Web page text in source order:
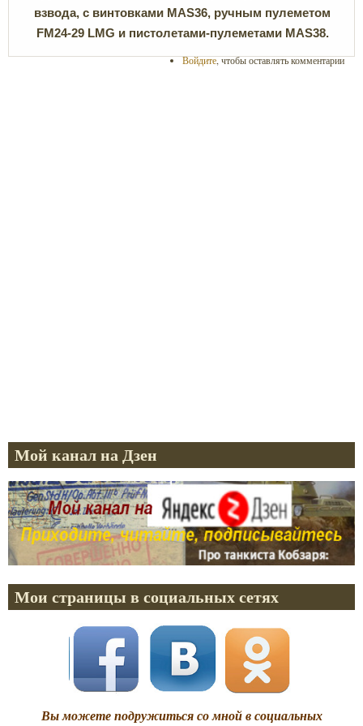
взвода, с винтовками MAS36, ручным пулеметом
FM24-29 LMG и пистолетами-пулеметами MAS38.
Войдите, чтобы оставлять комментарии
Мой канал на Дзен
Мои страницы в социальных сетях
Вы можете подружиться со мной в социальных